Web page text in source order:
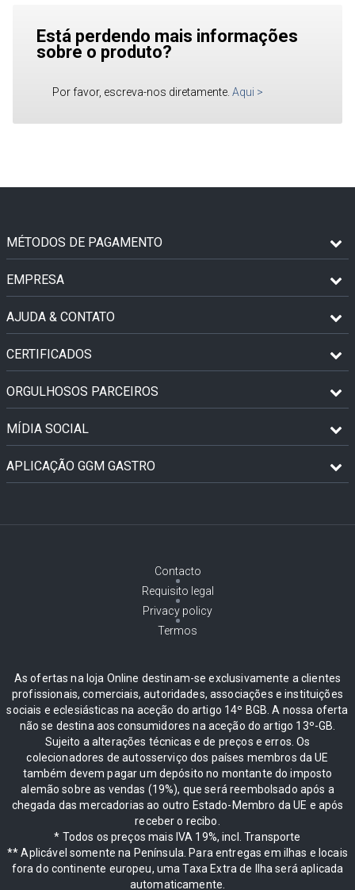
Está perdendo mais informações
sobre o produto?
Por favor, escreva-nos diretamente. Aqui >
MÉTODOS DE PAGAMENTO
EMPRESA
AJUDA & CONTATO
CERTIFICADOS
ORGULHOSOS PARCEIROS
MÍDIA SOCIAL
APLICAÇÃO GGM GASTRO
Contacto
Requisito legal
Privacy policy
Termos
As ofertas na loja Online destinam-se exclusivamente a clientes
profissionais, comerciais, autoridades, associações e instituições
sociais e eclesiásticas na aceção do artigo 14º BGB. A nossa oferta
não se destina aos consumidores na aceção do artigo 13º-GB.
Sujeito a alterações técnicas e de preços e erros. Os
colecionadores de autosserviço dos países membros da UE
também devem pagar um depósito no montante do imposto
alemão sobre as vendas (19%), que será reembolsado após a
chegada das mercadorias ao outro Estado-Membro da UE e após
receber o recibo.
* Todos os preços mais IVA 19%, incl. Transporte
** Aplicável somente na Península. Para entregas em ilhas e locais
fora do continente europeu, uma Taxa Extra de Ilha será aplicada
automaticamente.